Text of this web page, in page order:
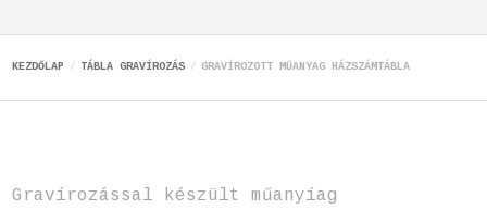
KEZDŐLAP TÁBLA GRAVÍROZÁS GRAVÍROZOTT MŰANYAG HÁZSZÁMTÁBLA
Gravírozással készült műanyíag